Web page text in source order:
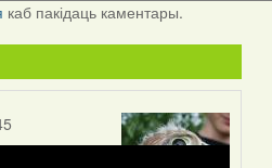
каб пакідаць каментары.